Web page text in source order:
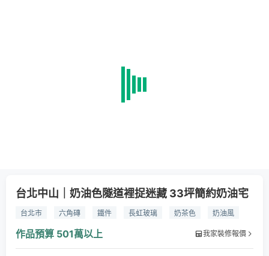
台北中山｜奶油色隧道裡捉迷藏 33坪簡約奶油宅
台北市 六角磚 鐵件 長虹玻璃 奶茶色
奶油風
上掀式
門片 壁龕
作品預算 501萬以上 我家裝修報價